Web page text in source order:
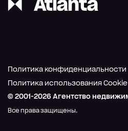
© 2001-2026 Агентство
Все права защищены.
Политика конфиденциальности
Политика использования Cookie